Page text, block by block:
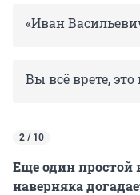
«Иван
Вы всё врете,
2 / 10
Еще один простой
наверняка